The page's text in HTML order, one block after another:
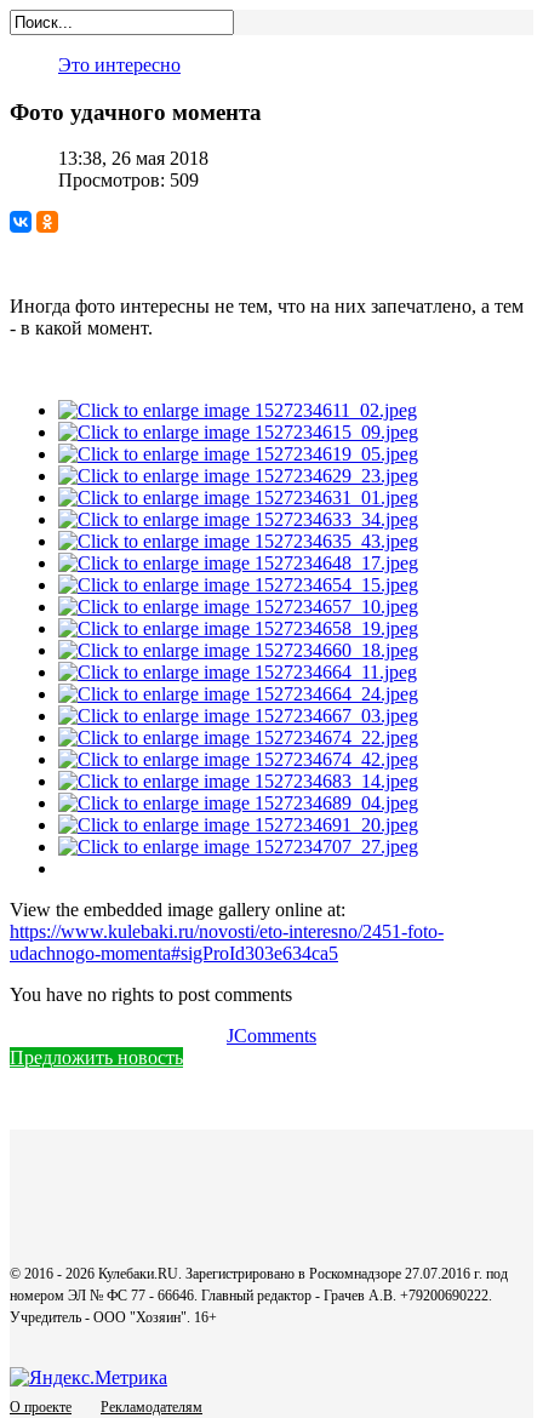
Это интересно
Фото удачного момента
13:38, 26 мая 2018
Просмотров: 509
Иногда фото интересны не тем, что на них запечатлено, а тем
- в какой момент.
View the embedded image gallery online at:
https://www.kulebaki.ru/novosti/eto-interesno/2451-foto-
udachnogo-momenta#sigProId303e634ca5
You have no rights to post comments
JComments
Предложить новость
© 2016 - 2026 Кулебаки.RU. Зарегистрировано в Роскомнадзоре 27.07.2016 г. под
номером ЭЛ № ФС 77 - 66646. Главный редактор - Грачев А.В. +79200690222.
Учредитель - ООО "Хозяин". 16+
О проекте Рекламодателям